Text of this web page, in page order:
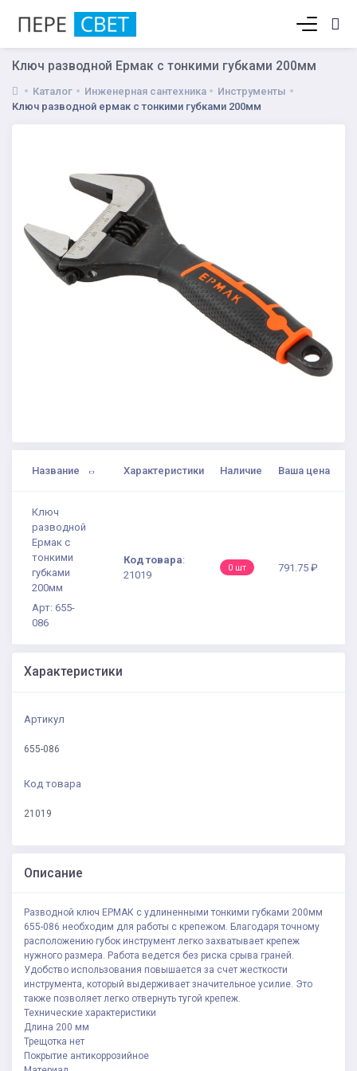
Ключ разводной Ермак с тонкими губками 200мм
Каталог Инженерная сантехника
Инструменты
Ключ разводной ермак с тонкими губками 200мм
Название Характеристики Наличие Ваша цена
Ключ
разводной
Ермак с
тонкими
губками
200мм
Арт: 655-
086
Код товара:
21019
0 шт 791.75 ₽
Характеристики
Артикул
655-086
Код товара
21019
Описание
Разводной ключ ЕРМАК с удлиненными тонкими губками 200мм
655-086 необходим для работы с крепежом. Благодаря точному
расположению губок инструмент легко захватывает крепеж
нужного размера. Работа ведется без риска срыва граней.
Удобство использования повышается за счет жесткости
инструмента, который выдерживает значительное усилие. Это
также позволяет легко отвернуть тугой крепеж.
Технические характеристики
Длина 200 мм
Трещотка нет
Покрытие антикоррозийное